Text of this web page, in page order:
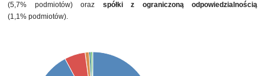
(5,7% podmiotów) oraz spółki z ograniczoną odpowiedzialnością
(1,1% podmiotów).